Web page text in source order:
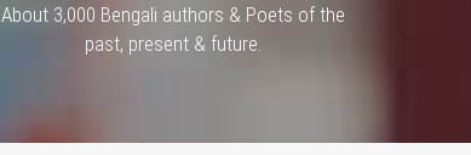
About 3,000 Bengali authors & Poets of the
past, present & future.